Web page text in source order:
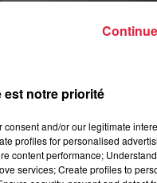
est notre priorité
and/or our legitimate
profiles for personalised
content performance;
services; Create profiles to